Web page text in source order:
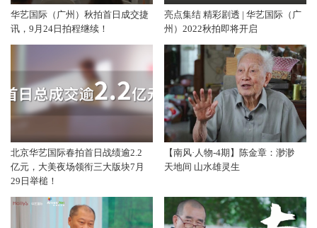
华艺国际（广州）秋拍首日成交捷
讯，9月24日拍程继续！
亮点集结 精彩剧透 | 华艺国际（广
州）2022秋拍即将开启
北京华艺国际春拍首日战绩逾2.2
亿元，大美夜场领衔三大版块7月
29日举槌！
【南风·人物-4期】陈金章：渺渺
天地间 山水雄灵生